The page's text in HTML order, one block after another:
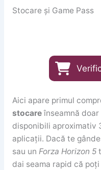
Stocare și Game Pass
Aici apare primul
stocareînseamnă doar
disponibili aproximativ
aplicații. Dacă te
sau un Forza Horizon 5
dai seama rapid că